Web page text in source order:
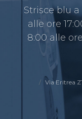
Strisce blu
alle ore
8:00 alle
Via Eritrea